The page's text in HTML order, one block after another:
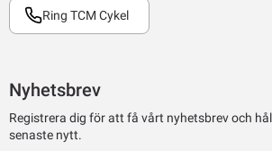
Ring TCM Cykel
Nyhetsbrev
Registrera dig för att få vårt nyhetsbrev och
senaste nytt.